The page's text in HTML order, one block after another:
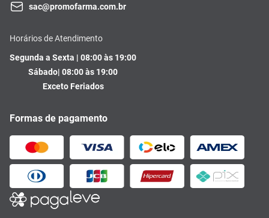
sac@promofarma.com.br
Horários de Atendimento
Segunda a Sexta | 08:00 às 19:00
Sábado| 08:00 às 19:00
Exceto Feriados
Formas de pagamento